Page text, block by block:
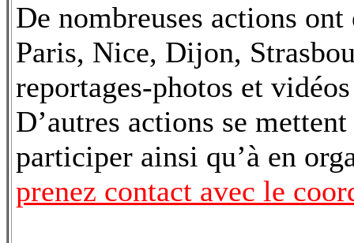
De nombreuses actions
Paris, Nice, Dijon,
reportages-photos et
D’autres actions se
participer ainsi qu’à en
prenez contact avec le